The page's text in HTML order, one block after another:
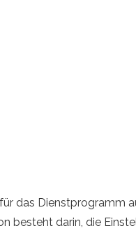
das Dienstprogramm
besteht darin, die